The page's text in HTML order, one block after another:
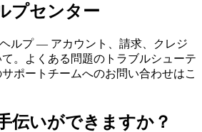
プセンター
ヘルプ — アカウント、請求、クレジ
。よくある問題のトラブルシューテ
ポートチームへのお問い合わせはこ
伝いができますか？